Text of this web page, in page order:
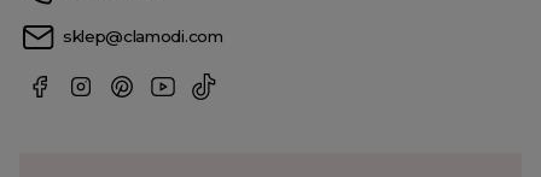
sklep@clamodi.com